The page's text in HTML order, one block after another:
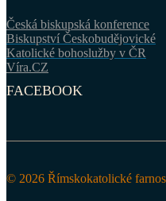
Česká biskupská konference
Biskupství Českobudějovické
Katolické bohoslužby v ČR
Víra.CZ
FACEBOOK
© 2026 Římskokatolické